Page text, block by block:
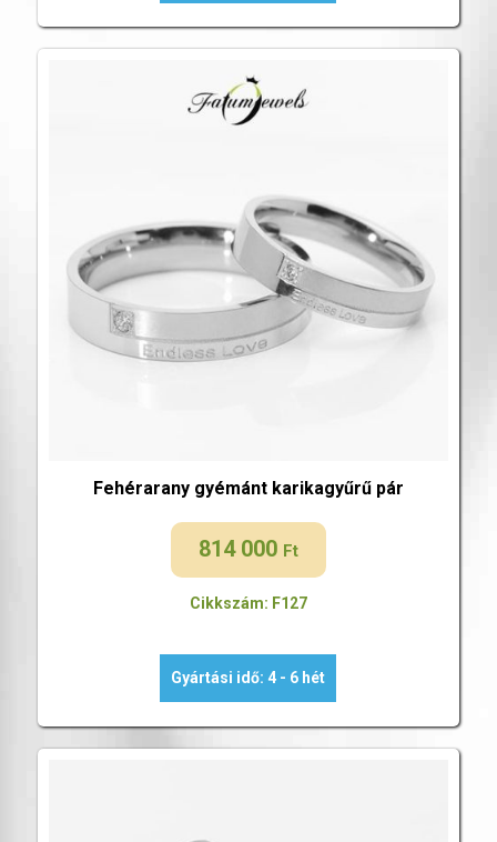
Fehérarany gyémánt karikagyűrű pár
814 000 Ft
Cikkszám: F127
Gyártási idő: 4 - 6 hét